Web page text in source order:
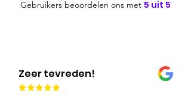
Gebruikers beoordelen ons met 5 uit 5
Zeer tevreden!